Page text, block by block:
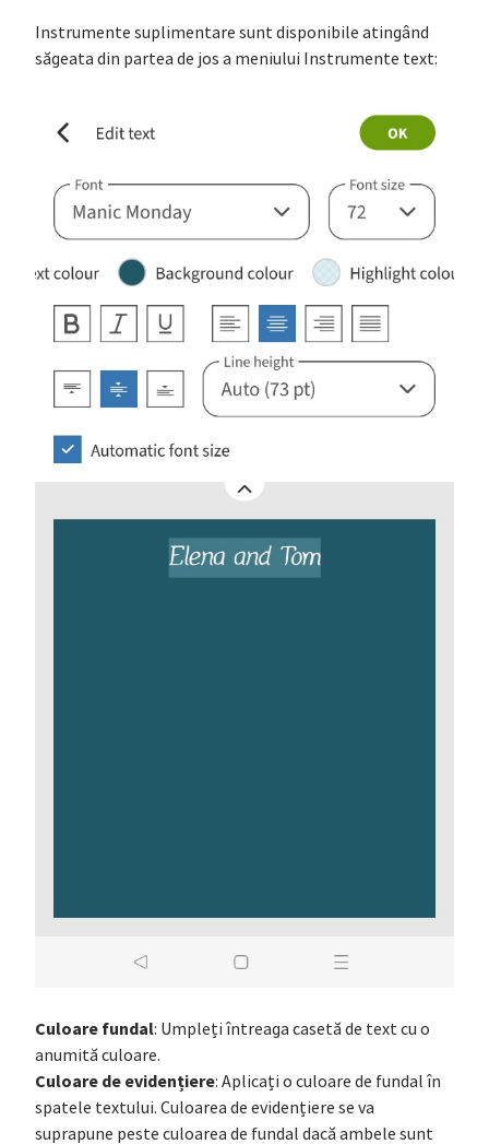
Instrumente suplimentare sunt disponibile atingând
săgeata din partea de jos a meniului Instrumente text:
Culoare fundal: Umpleți întreaga casetă de text cu o
anumită culoare.
Culoare de evidențiere: Aplicați o culoare de fundal în
spatele textului. Culoarea de evidențiere se va
suprapune peste culoarea de fundal dacă ambele sunt